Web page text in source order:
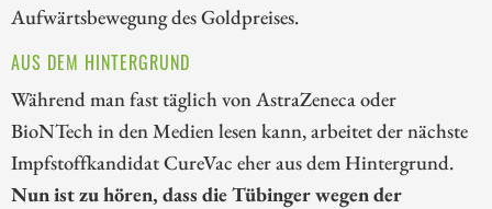
Aufwärtsbewegung des Goldpreises.
AUS DEM HINTERGRUND
Während man fast täglich von AstraZeneca oder
BioNTech in den Medien lesen kann, arbeitet der nächste
Impfstoffkandidat CureVac eher aus dem Hintergrund.
Nun ist zu hören, dass die Tübinger wegen der